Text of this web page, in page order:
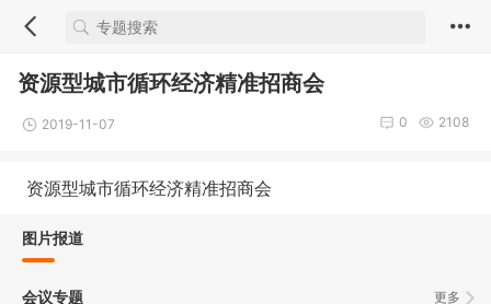
资源型城市循环经济精准招商会
2019-11-07 2108
0
资源型城市循环经济精准招商会
图片报道
更多
会议专题